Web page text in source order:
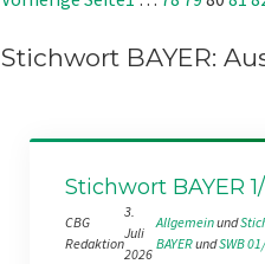
Stichwort BAYER:
Stichwort BAYER
CBG
Redaktion
3.
Juli
2026
Allgemein und
BAYER und SWB